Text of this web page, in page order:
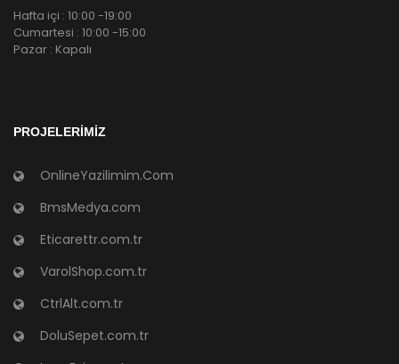
Hafta içi : 10:00 -19:00
Cumartesi : 10:00 -15:00
Pazar : Kapalı
PROJELERIMIZ
OnlineYazilimim.Com
BmsMedya.com
Eticarettr.com.tr
VarolShop.com.tr
CtrlAlt.com.tr
DoluSepet.com.tr